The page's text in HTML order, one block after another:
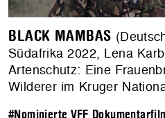
BLACK MAMBAS
Südafrika 2022, Lena
Artenschutz: Eine
Wilderer im Kruger
#Nominierte VFF